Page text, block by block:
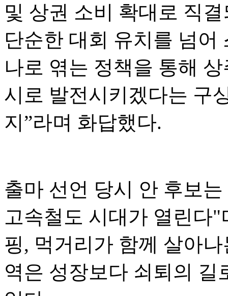
및 상권 소비 확대로 직
단순한 대회 유치를 넘
나로 엮는 정책을 통해
시로 발전시키겠다는 구
지”라며 화답했다.
출마 선언 당시 안 후보
고속철도 시대가 열린다
핑, 먹거리가 함께 살아
역은 성장보다 쇠퇴의